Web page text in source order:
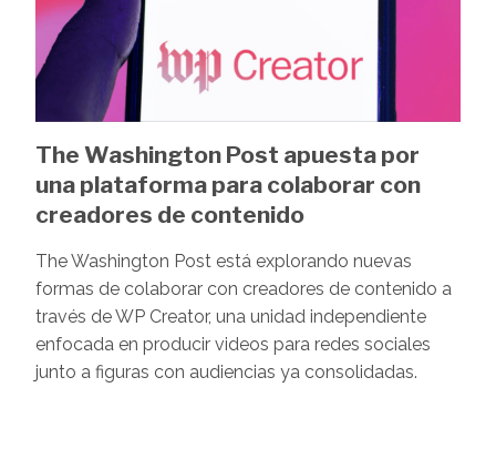
The Washington Post apuesta por
una plataforma para colaborar con
creadores de contenido
The Washington Post está explorando nuevas
formas de colaborar con creadores de contenido a
través de WP Creator, una unidad independiente
enfocada en producir videos para redes sociales
junto a figuras con audiencias ya consolidadas.